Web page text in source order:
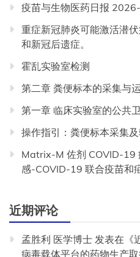
疫苗与生物医药日报
重症新冠肺炎可能激活潜
和新冠后遗症。
霍乱实验室检测
第二章 粪便标本的采集与
第一章 临床实验室的公共
操作指引：粪便标本采集
Matrix-M 佐剂 COVID-19
感-COVID-19 联合疫苗和
近期评论
孟胜利 医学博士 发表在《
病毒载体平台的药物生产